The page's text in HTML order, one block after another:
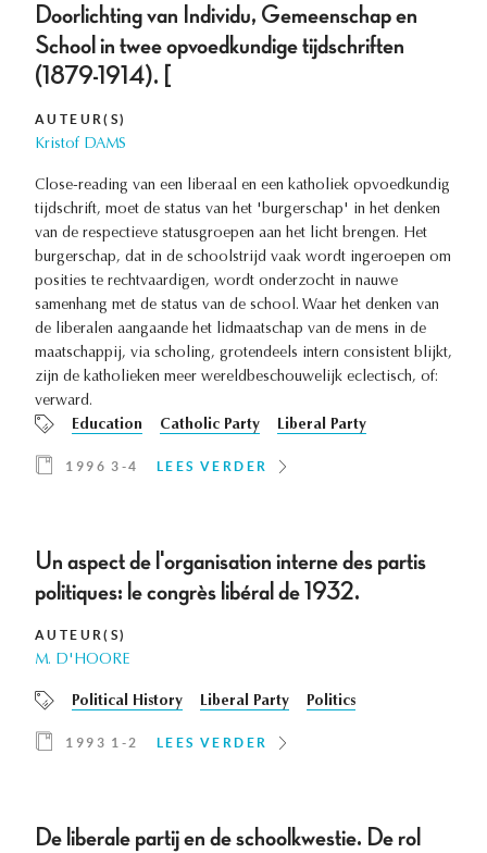
Doorlichting van Individu, Gemeenschap en
School in twee opvoedkundige tijdschriften
(1879-1914). [
AUTEUR(S)
Kristof DAMS
Close-reading van een liberaal en een katholiek opvoedkundig
tijdschrift, moet de status van het 'burgerschap' in het denken
van de respectieve statusgroepen aan het licht brengen. Het
burgerschap, dat in de schoolstrijd vaak wordt ingeroepen om
posities te rechtvaardigen, wordt onderzocht in nauwe
samenhang met de status van de school. Waar het denken van
de liberalen aangaande het lidmaatschap van de mens in de
maatschappij, via scholing, grotendeels intern consistent blijkt,
zijn de katholieken meer wereldbeschouwelijk eclectisch, of:
verward.
Education
Catholic Party Liberal Party
1996 3-4 LEES VERDER
Un aspect de l'organisation interne des partis
politiques: le congrès libéral de 1932.
AUTEUR(S)
M. D'HOORE
Political History Liberal Party Politics
1993 1-2 LEES VERDER
De liberale partij en de schoolkwestie. De rol